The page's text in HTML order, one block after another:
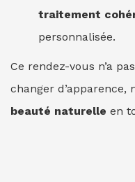
traitement
personnalisée.
Ce rendez-vous n’a
changer d’apparence,
beauté naturelle en